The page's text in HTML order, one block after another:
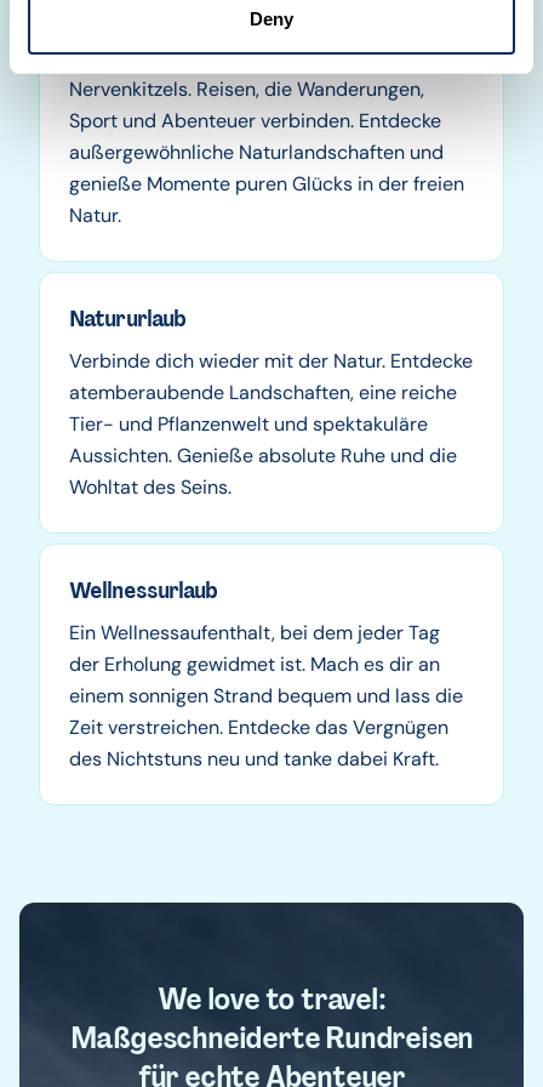
Deny
Der Ruf des Abenteuers: für Liebhaber des
Nervenkitzels. Reisen, die Wanderungen,
Sport und Abenteuer verbinden. Entdecke
außergewöhnliche Naturlandschaften und
genieße Momente puren Glücks in der freien
Natur.
Natururlaub
Verbinde dich wieder mit der Natur. Entdecke
atemberaubende Landschaften, eine reiche
Tier- und Pflanzenwelt und spektakuläre
Aussichten. Genieße absolute Ruhe und die
Wohltat des Seins.
Wellnessurlaub
Ein Wellnessaufenthalt, bei dem jeder Tag
der Erholung gewidmet ist. Mach es dir an
einem sonnigen Strand bequem und lass die
Zeit verstreichen. Entdecke das Vergnügen
des Nichtstuns neu und tanke dabei Kraft.
We love to travel:
Maßgeschneiderte Rundreisen
für echte Abenteuer